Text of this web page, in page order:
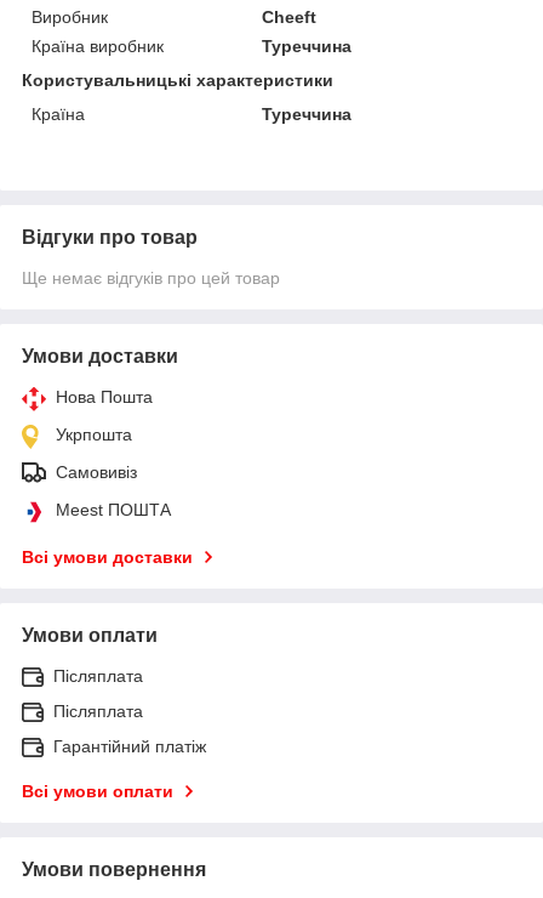
Виробник
Cheeft
Країна виробник
Туреччина
Користувальницькі характеристики
Країна
Туреччина
Відгуки про товар
Ще немає відгуків про цей товар
Умови доставки
Нова Пошта
Укрпошта
Самовивіз
Meest ПОШТА
Всі умови доставки
Умови оплати
Післяплата
Післяплата
Гарантійний платіж
Всі умови оплати
Умови повернення